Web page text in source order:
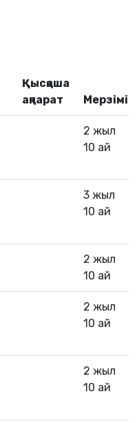
Қысқаша
ақпарат
Мерзімі
2 жыл
10 ай
3 жыл
10 ай
2 жыл
10 ай
2 жыл
10 ай
2 жыл
10 ай